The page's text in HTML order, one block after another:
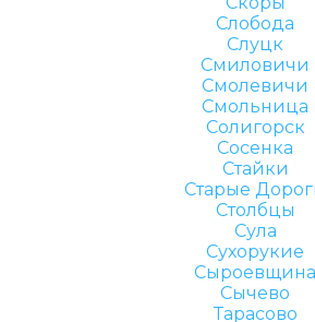
Слобода
Слуцк
Смиловичи
Смолевичи
Смольница
Солигорск
Сосенка
Стайки
Старые
Столбцы
Сула
Сухорукие
Сыроевщина
Сычево
Тарасово